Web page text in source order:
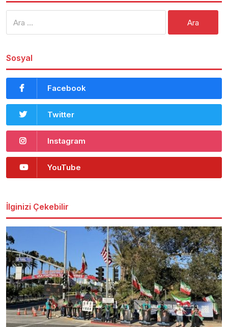
Sosyal
Facebook
Twitter
Instagram
YouTube
İlginizi Çekebilir